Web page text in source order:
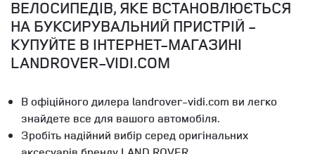
ВЕЛОСИПЕДІВ, ЯКЕ ВСТАНОВЛЮЄТЬСЯ
НА БУКСИРУВАЛЬНИЙ ПРИСТРІЙ -
КУПУЙТЕ В ІНТЕРНЕТ-МАГАЗИНІ
LANDROVER-VIDI.COM
В офіційного дилера landrover-vidi.com ви легко
знайдете все для вашого автомобіля.
Зробіть надійний вибір серед оригінальних